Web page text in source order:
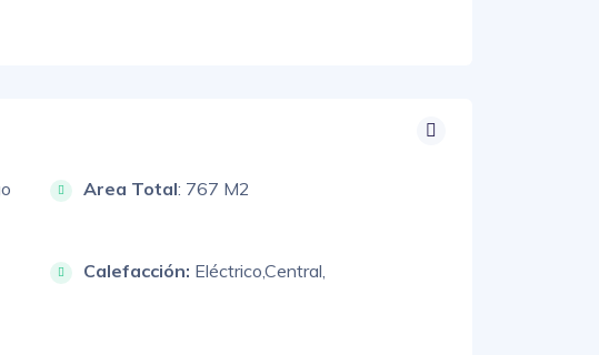
Area Total: 767 M2
Calefacción: Eléctrico,Central,